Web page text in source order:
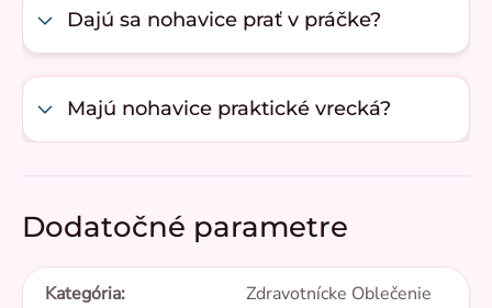
Dajú sa nohavice prať v práčke?
Majú nohavice praktické vrecká?
Dodatočné parametre
Kategória: Zdravotnícke Oblečenie